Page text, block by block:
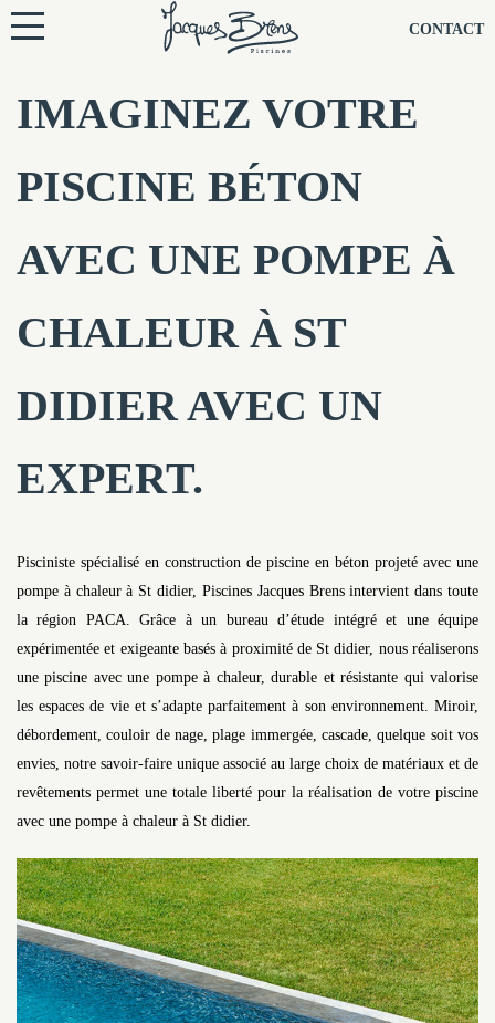
CONTACT
IMAGINEZ VOTRE
PISCINE BÉTON
AVEC UNE POMPE À
CHALEUR À ST
DIDIER AVEC UN
EXPERT.
Pisciniste spécialisé en construction de piscine en béton projeté avec une
pompe à chaleur à St didier, Piscines Jacques Brens intervient dans toute
la région PACA. Grâce à un bureau d’étude intégré et une équipe
expérimentée et exigeante basés à proximité de St didier, nous réaliserons
une piscine avec une pompe à chaleur, durable et résistante qui valorise
les espaces de vie et s’adapte parfaitement à son environnement. Miroir,
débordement, couloir de nage, plage immergée, cascade, quelque soit vos
envies, notre savoir-faire unique associé au large choix de matériaux et de
revêtements permet une totale liberté pour la réalisation de votre piscine
avec une pompe à chaleur à St didier.
NOS PISCINES
NOTRE TECHNIQUE
NOS CONSEILS
NOS AGENCES
CONTACTEZ-NOUS